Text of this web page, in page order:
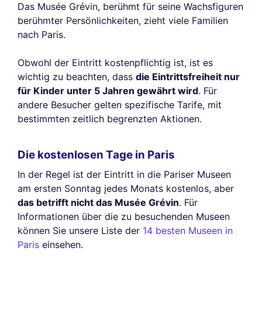
Das Musée Grévin, berühmt für seine Wachsfiguren
berühmter Persönlichkeiten, zieht viele Familien
nach Paris.
Obwohl der Eintritt kostenpflichtig ist, ist es
wichtig zu beachten, dass die Eintrittsfreiheit nur
für Kinder unter 5 Jahren gewährt wird. Für
andere Besucher gelten spezifische Tarife, mit
bestimmten zeitlich begrenzten Aktionen.
Die kostenlosen Tage in Paris
In der Regel ist der Eintritt in die Pariser Museen
am ersten Sonntag jedes Monats kostenlos, aber
das betrifft nicht das Musée Grévin. Für
Informationen über die zu besuchenden Museen
können Sie unsere Liste der 14 besten Museen in
Paris einsehen.